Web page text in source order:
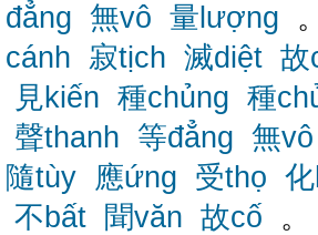
đẳng 無vô 量lượng 。
cánh 寂tịch 滅diệt 故
見kiến 種chủng 種
聲thanh 等đẳng 無vô
隨tùy
應ứng 受thọ
不bất
聞văn 故cố 。